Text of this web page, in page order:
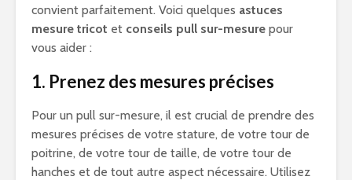
convient parfaitement. Voici quelques astuces
mesure tricot et conseils pull sur-mesure pour
vous aider :
1. Prenez des mesures précises
Pour un pull sur-mesure, il est crucial de prendre des
mesures précises de votre stature, de votre tour de
poitrine, de votre tour de taille, de votre tour de
hanches et de tout autre aspect nécessaire. Utilisez